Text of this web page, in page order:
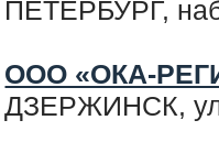
ПЕТЕРБУРГ,
ООО «ОКА-
ДЗЕРЖИНСК,